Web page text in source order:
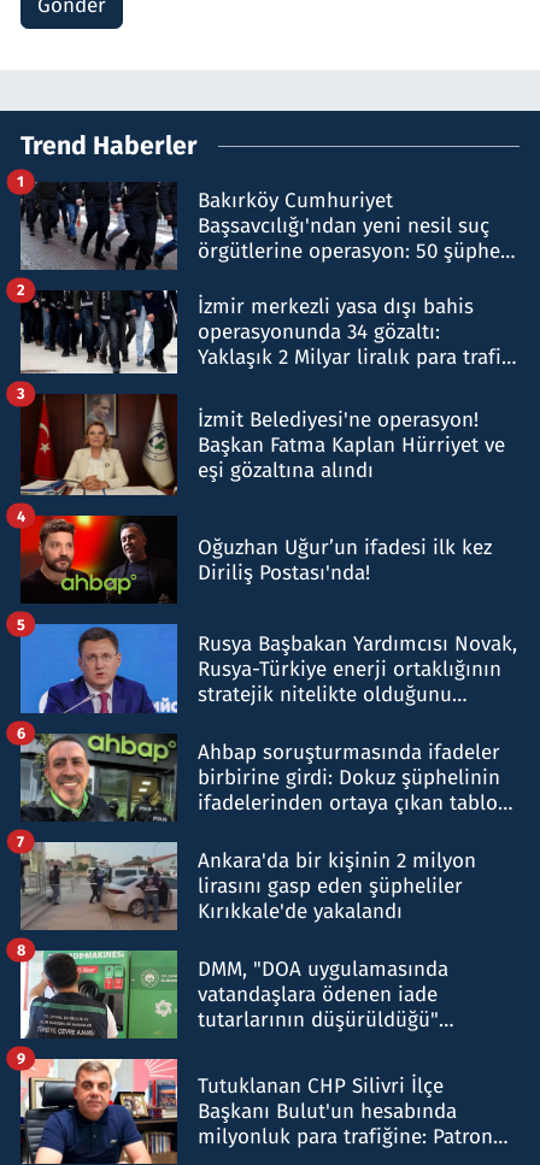
Trend Haberler
Bakırköy Cumhuriyet
Başsavcılığı'ndan yeni nesil suç
örgütlerine operasyon: 50 şüpheli
1
İzmir merkezli yasa dışı bahis
operasyonunda 34 gözaltı:
Yaklaşık 2 Milyar liralık para trafiği
2
İzmit Belediyesi'ne operasyon!
Başkan Fatma Kaplan Hürriyet ve
eşi gözaltına alındı
3
Oğuzhan Uğur’un ifadesi ilk kez
Diriliş Postası'nda!
4
Rusya Başbakan Yardımcısı Novak,
Rusya-Türkiye enerji ortaklığının
stratejik nitelikte olduğunu
5
Ahbap soruşturmasında ifadeler
birbirine girdi: Dokuz şüphelinin
ifadelerinden ortaya çıkan tablo
6
Ankara'da bir kişinin 2 milyon
lirasını gasp eden şüpheliler
Kırıkkale'de yakalandı
7
DMM, "DOA uygulamasında
vatandaşlara ödenen iade
tutarlarının düşürüldüğü"
8
Tutuklanan CHP Silivri İlçe
Başkanı Bulut'un hesabında
milyonluk para trafiğine: Patron
9